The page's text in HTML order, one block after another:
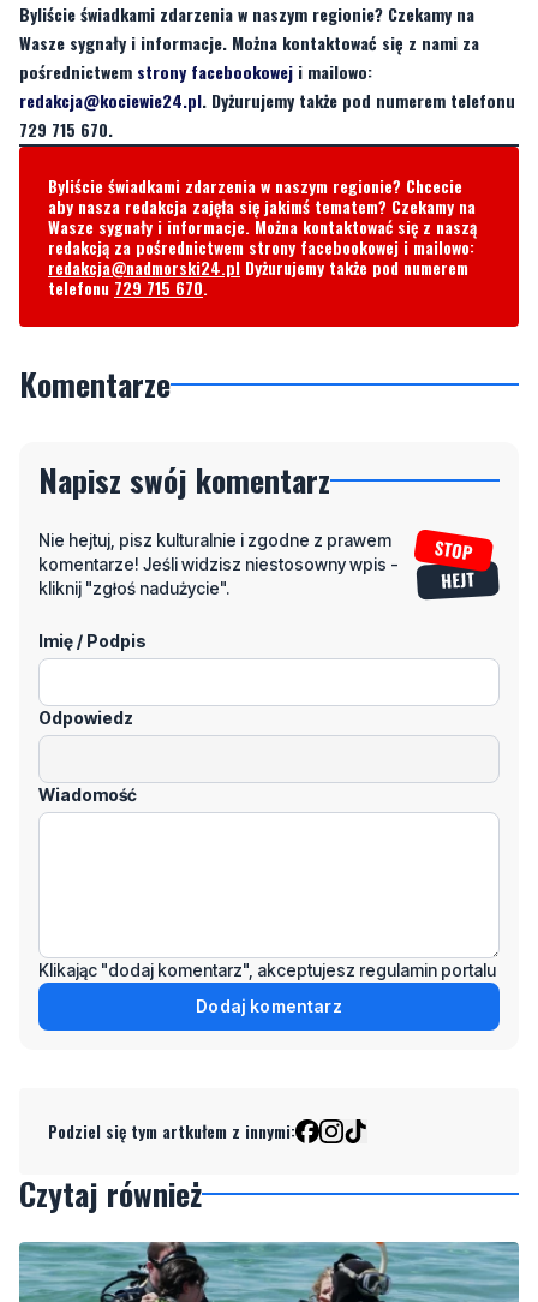
Byliście świadkami zdarzenia w naszym regionie? Czekamy na
Wasze sygnały i informacje. Można kontaktować się z nami za
pośrednictwem strony facebookowej i mailowo:
redakcja@kociewie24.pl. Dyżurujemy także pod numerem telefonu
729 715 670.
Byliście świadkami zdarzenia w naszym regionie? Chcecie
aby nasza redakcja zajęła się jakimś tematem? Czekamy na
Wasze sygnały i informacje. Można kontaktować się z naszą
redakcją za pośrednictwem strony facebookowej i mailowo:
redakcja@nadmorski24.pl Dyżurujemy także pod numerem
telefonu 729 715 670.
Komentarze
Napisz swój komentarz
Nie hejtuj, pisz kulturalnie i zgodne z prawem
komentarze! Jeśli widzisz niestosowny wpis -
kliknij "zgłoś nadużycie".
Imię / Podpis
Odpowiedz
Wiadomość
Klikając "dodaj komentarz", akceptujesz regulamin portalu
Dodaj komentarz
Podziel się tym artkułem z innymi:
Czytaj również